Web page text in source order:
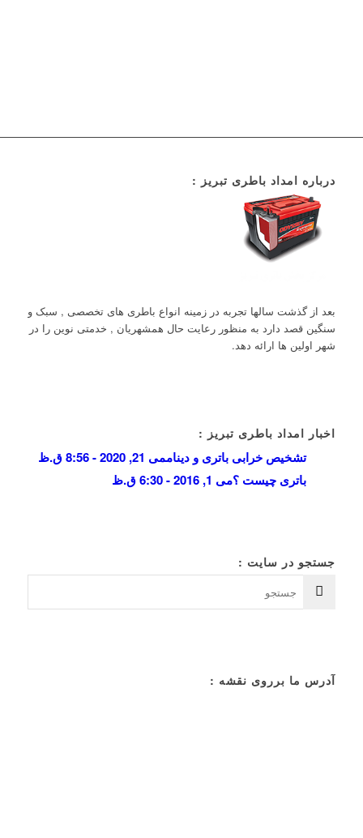
درباره امداد باطری تبریز :
بعد از گذشت سالها تجربه در زمینه انواع باطری های تخصصی , سبک و
سنگین قصد دارد به منظور رعایت حال همشهریان , خدمتی نوین را در
شهر اولین ها ارائه دهد.
اخبار امداد باطری تبریز :
تشخیص خرابی باتری و دیناممی 21, 2020 - 8:56 ق.ظ
باتری چیست ؟می 1, 2016 - 6:30 ق.ظ
جستجو در سایت :
آدرس ما برروی نقشه :